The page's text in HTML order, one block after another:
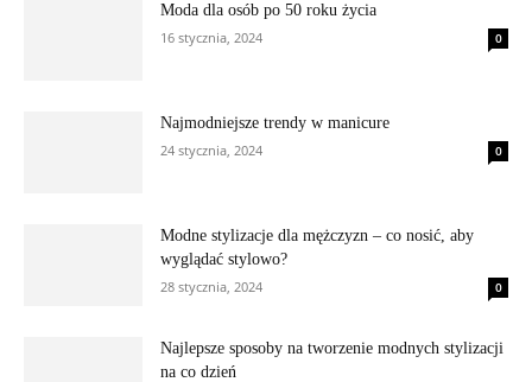
Moda dla osób po 50 roku życia
16 stycznia, 2024
0
Najmodniejsze trendy w manicure
24 stycznia, 2024
0
Modne stylizacje dla mężczyzn – co nosić, aby
wyglądać stylowo?
28 stycznia, 2024
0
Najlepsze sposoby na tworzenie modnych stylizacji
na co dzień